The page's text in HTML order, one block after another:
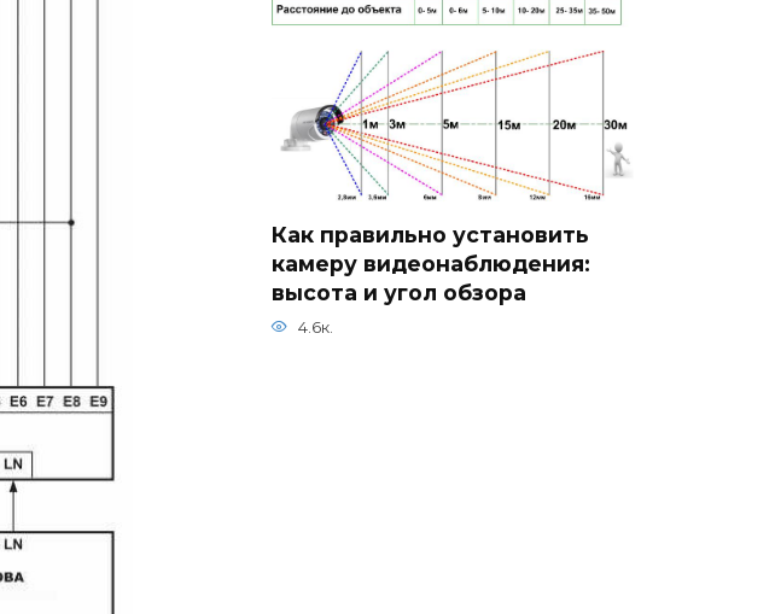
Как правильно установить
камеру видеонаблюдения:
высота и угол обзора
4.6к.